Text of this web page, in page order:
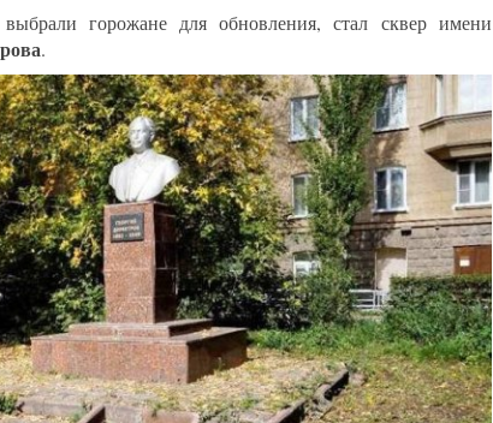
горожане для обновления, стал сквер имени
.